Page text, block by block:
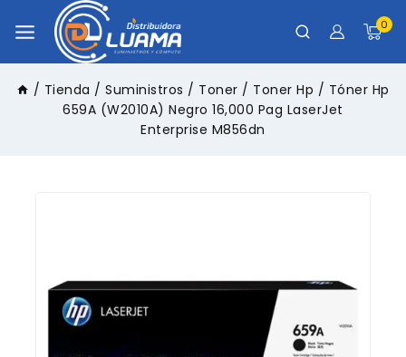
0
/ Tienda / Suministros / Toner / Toner Hp / Tóner Hp
659A (W2010A) Negro 16,000 Pag LaserJet
Enterprise M856dn